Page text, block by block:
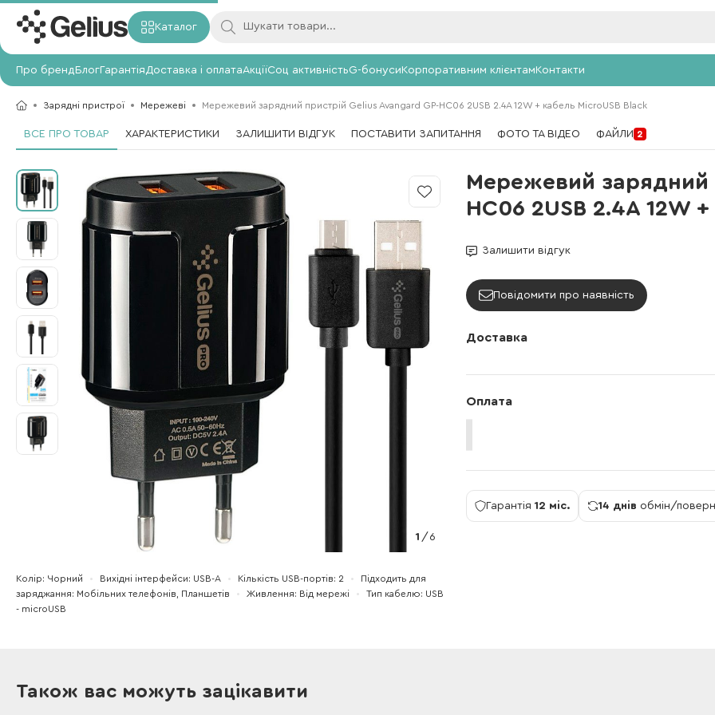
Каталог
Про брендБлогГарантія Доставка і оплатаАкціїСоц активністьG-бонусиКорпоративним клієнтамКонтакти
Зарядні пристрої Мережеві Мережевий зарядний пристрій Gelius Avangard GP-HC06 2USB 2.4A 12W + кабель MicroUSB Black
ВСЕ ПРО ТОВАР ХАРАКТЕРИСТИКИ ЗАЛИШИТИ ВІДГУК ПОСТАВИТИ ЗАПИТАННЯ ФОТО ТА ВІДЕО ФАЙЛИ 2
Мережевий зарядний
HC06 2USB 2.4A 12W
Залишити відгук
1 / 6
Колір Чорний Вихідні інтерфейси USB-A Кількість USB-портів 2
Підходить для
заряджання
Мобільних телефонів, Планшетів Живлення Від мережі Тип кабелю
USB
- microUSB
Повідомити про наявність
Доставка
Оплата
Гарантія 12 міс. 14 днів обмін/
Також вас можуть зацікавити